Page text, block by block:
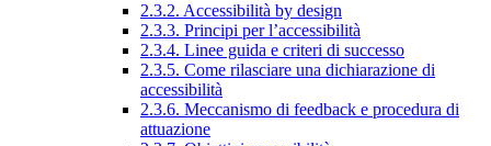
2.3.2. Accessibilità by design
2.3.3. Principi per l’accessibilità
2.3.4. Linee guida e criteri di successo
2.3.5. Come rilasciare una dichiarazione di
accessibilità
2.3.6. Meccanismo di feedback e procedura di
attuazione